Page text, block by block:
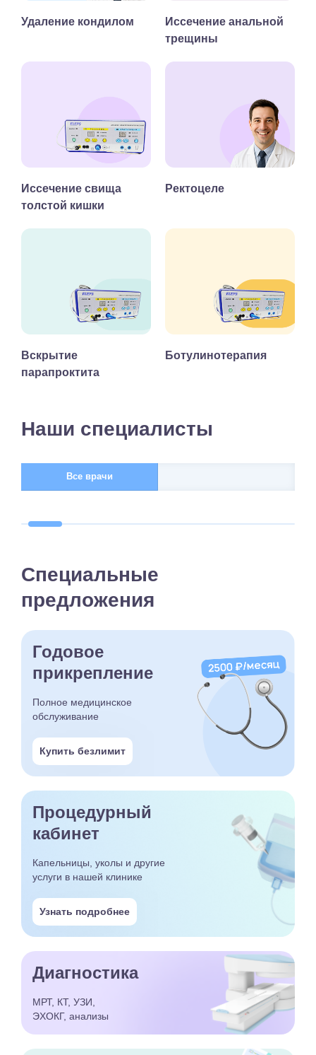
Удаление кондилом
Иссечение анальной
трещины
Иссечение свища
толстой кишки
Ректоцеле
Вскрытие
парапроктита
Ботулинотерапия
Наши специалисты
Все врачи
Специальные
предложения
Годовое
прикрепление
Полное медицинское
обслуживание
Купить безлимит
Процедурный
кабинет
Капельницы, уколы и другие
услуги в нашей клинике
Узнать подробнее
Диагностика
МРТ, КТ, УЗИ,
ЭХОКГ, анализы